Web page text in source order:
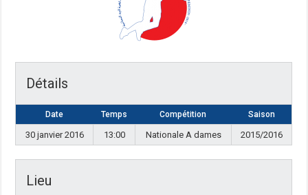
Détails
Date Temps Compétition Saison
30 janvier 2016 13:00 Nationale A dames 2015/2016
Lieu